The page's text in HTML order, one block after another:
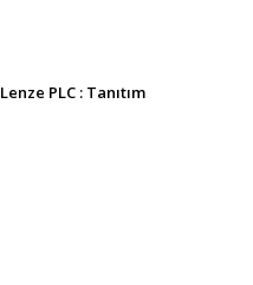
Lenze PLC : Tanıtım